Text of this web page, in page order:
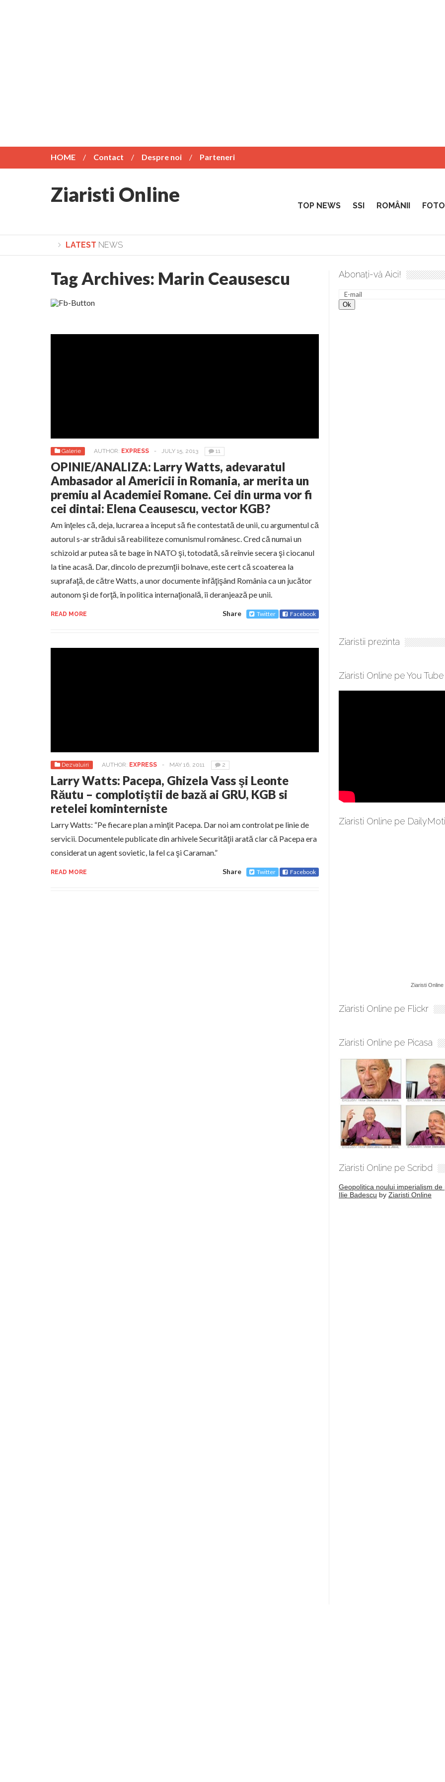
HOME Contact Despre noi Parteneri
Ziaristi Online TOP NEWS SSI ROMÂNII
LATEST NEWS
Lepădarea de sine și urmarea lui Hristos. Calea spre desăvârșire. Gând de duminică de Elena Solunca Moise
Tag Archives: Marin Ceausescu
Galerie AUTHOR: EXPRESS - JULY 15, 2013 11
OPINIE/ANALIZA: Larry Watts, adevaratul
Ambasador al Americii in Romania, ar merita un
premiu al Academiei Romane. Cei din urma vor fi
cei dintai: Elena Ceausescu, vector KGB?
Am înţeles că, deja, lucrarea a început să fie contestată de unii, cu argumentul că
autorul s-ar strădui să reabiliteze comunismul românesc. Cred că numai un
schizoid ar putea să te bage în NATO şi, totodată, să reînvie secera şi ciocanul
la tine acasă. Dar, dincolo de prezumţii bolnave, este cert că scoaterea la
suprafaţă, de către Watts, a unor documente înfăţişând România ca un jucător
autonom şi de forţă, în politica internaţională, îi deranjează pe unii.
READ MORE Share Twitter Facebook
Dezvaluiri AUTHOR: EXPRESS - MAY 16, 2011 2
Larry Watts: Pacepa, Ghizela Vass şi Leonte
Răutu – complotiştii de bază ai GRU, KGB si
retelei kominterniste
Larry Watts: “Pe fiecare plan a minţit Pacepa. Dar noi am controlat pe linie de
servicii. Documentele publicate din arhivele Securităţii arată clar că Pacepa era
considerat un agent sovietic, la fel ca şi Caraman.”
READ MORE Share Twitter Facebook
Abonați-vă Aici!
Ziaristii prezinta
Ziaristi Online pe You Tube
Ziaristi Online pe
Ziaristi Online
Ziaristi Online pe Flickr
Ziaristi Online pe Picasa
Ziaristi Online pe Scribd
Geopolitica noului imperialism de
Ilie Badescu by Ziaristi Online